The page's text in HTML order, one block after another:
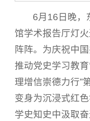
6月16日晚，
馆学术报告厅灯
阵阵。为庆祝中
推动党史学习教
理增信崇德力行”
变身为沉浸式红
学史知史中汲取